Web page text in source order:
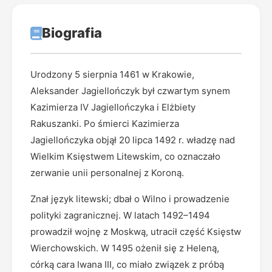
Biografia
Urodzony 5 sierpnia 1461 w Krakowie,
Aleksander Jagiellończyk był czwartym synem
Kazimierza IV Jagiellończyka i Elżbiety
Rakuszanki. Po śmierci Kazimierza
Jagiellończyka objął 20 lipca 1492 r. władzę nad
Wielkim Księstwem Litewskim, co oznaczało
zerwanie unii personalnej z Koroną.
Znał język litewski; dbał o Wilno i prowadzenie
polityki zagranicznej. W latach 1492–1494
prowadził wojnę z Moskwą, utracił część Księstw
Wierchowskich. W 1495 ożenił się z Heleną,
córką cara Iwana III, co miało związek z próbą